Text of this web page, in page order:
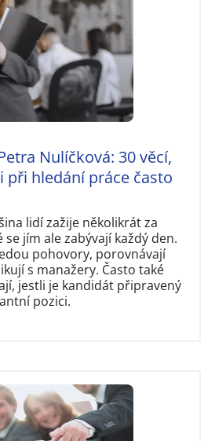
Nulíčková: 30 věcí,
při hledání práce často
lidí zažije několikrát za
jím ale zabývají každý den.
pohovory, porovnávají
s manažery. Často také
jestli je kandidát připravený
pozici.